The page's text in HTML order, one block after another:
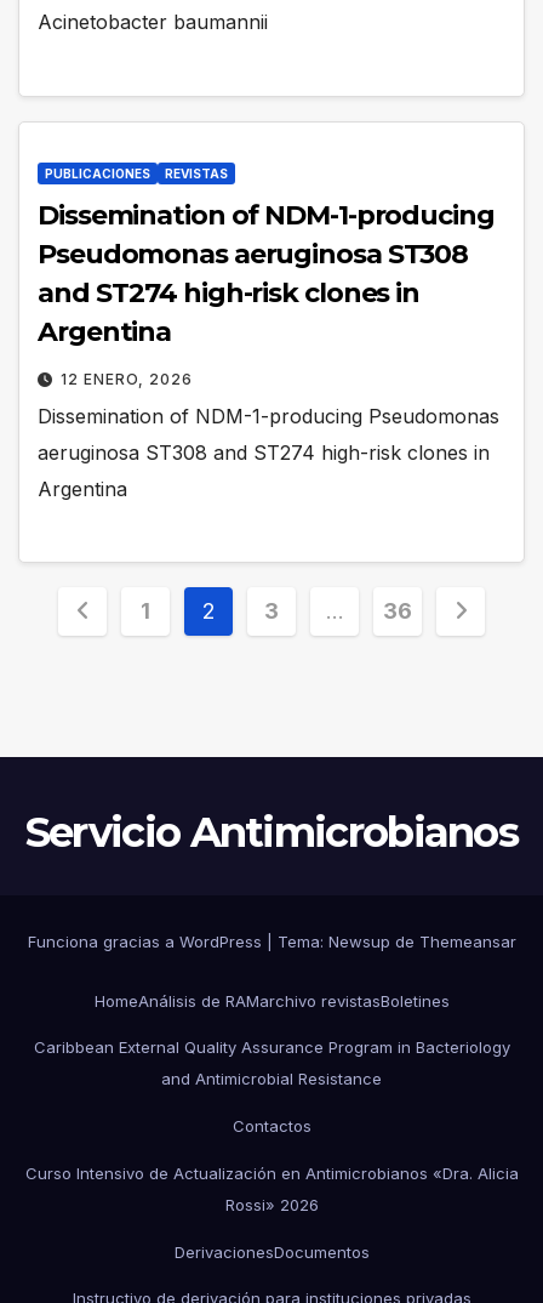
Acinetobacter baumannii
PUBLICACIONES REVISTAS
Dissemination of NDM-1-producing
Pseudomonas aeruginosa ST308
and ST274 high-risk clones in
Argentina
12 ENERO, 2026
Dissemination of NDM-1-producing Pseudomonas
aeruginosa ST308 and ST274 high-risk clones in
Argentina
Paginación
1 2 3 … 36
Servicio Antimicrobianos
Funciona gracias a WordPress Tema: Newsup de Themeansar
HomeAnálisis de RAMarchivo revistasBoletines
Caribbean External Quality Assurance Program in Bacteriology
and Antimicrobial Resistance
Contactos
Curso Intensivo de Actualización en Antimicrobianos «Dra. Alicia
Rossi» 2026
DerivacionesDocumentos
Instructivo de derivación para instituciones privadas